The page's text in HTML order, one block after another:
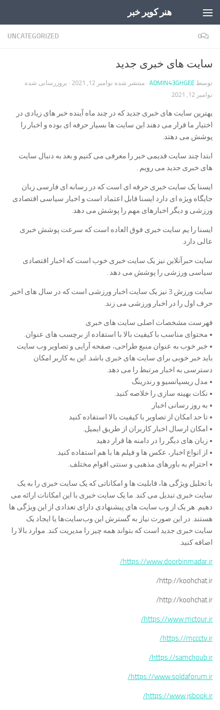
هنر کویر خبر
UNCATEGORIZED 0
سایت های خبری جدید
توسط ADMIN43GHGEE · منتشر شده نوامبر 12, 2021
· بروزرسانی شده
نوامبر 12, 2021
یهترین سایت های خبری جدید که در چند ماه آینده خبر های زیادی در
اختیار ما قرار می دهند این سایت ها بسیار حرفه ای بوده و اخبار را
پوشش می دهتد.
ابتدا چند سایت قدیمی خبر را معرفی می کنیم و بعد به دنبال سایت
های خبری جدید می رویم .
ایسنا یک سایت خبری حرفه ای است که در رسانه ای فارسی زبان
جایگاه ویژه ای دارد ایسنا قابل اعتماد است و اخبار سیاسی اقتصادی
ورزشی و دیگر اخبارهای مهم را پوشش می دهد.
ایسنا را یم سایت خبری فوق العاده است که سرعت پوشش خبری
عالی دارد.
سایت حبرآنلاین نیز یک سایت خبری خوب است که اخبار اقتصادی
سیاسی ورزشی را پوشش می دهد .
سایت ورزش 3 نیز یک سایت اخبار ورزشی است که در سال های اخیر
حرف اول را در اخبار ورزشی می زند.
فهرست مشخصات اصلی سایت های خبری
• محتوای مناسب با کیفیت بالا با استفاده از برچسب های عنوان.
• خبر خوب به عنوان منبع طراحی، صفحه آرایی و تصاویر وب سایت
باید خبر خوبی برای سایت های خبری باشد. این به کاربر امکان
دسترسی به اخبار مرتبط را می دهد.
• مدل ریسپانسیو و رندرینگ
• نکات بهینه سازی را خلاصه کنید.
• به روز رسانی اخبار
• تا حد امکان از تصاویر با کیفیت بالا استفاده کنید
• امکان ارسال اخبار کاربران از طریق ایمیل.
• زبان های دیگر را در دامنه ها قرار دهید
• از انواع اخبار، عکس ها و فیلم ها با هم استفاده کنید.
• احترام به باورهای مذهبی و سنتی اقوام مختلف.
با تحلیل ویژگی ها، قابلیت ها و امکاناتی که یک سایت خبری را به یک
سایت خبری تبدیل می کند. ما یک سایت خبری با این امکانات ارائه می
دهیم. هر یک از وب سایت های پیشنهادی دارای تعدادی از این ویژگی ها
هستند. در این صورت نیاز به گسترش این وب‌سایت‌ها یا ایجاد یک
سایت خبری جدید است که بتواند همه چیز را مدیریت کند. موارد بالا را
اضافه کنید.
https://www.doorbinmadar.ir/
http://koohchat.ir/
http://koohchat.ir/
https://www.mctour.ir/
https://mccctv.ir/
https://samchoub.ir/
https://www.soldaforum.ir/
https://www.jsbook.ir/